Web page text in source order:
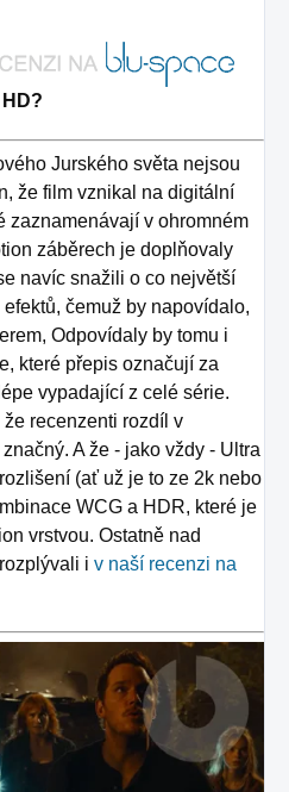
Jurského světa nejsou
že film vznikal na digitální
zaznamenávají v ohromném
záběrech je doplňovaly
navíc snažili o co největší
čemuž by napovídalo,
Odpovídaly by tomu i
které přepis označují za
vypadající z celé série.
recenzenti rozdíl v
A že - jako vždy - Ultra
(ať už je to ze 2k nebo
WCG a HDR, které je
vrstvou. Ostatně nad
i v naší recenzi na